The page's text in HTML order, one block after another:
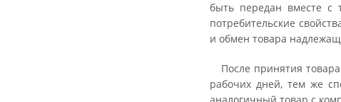
быть передан вместе с
потребительские
и обмен товара
После принятия
рабочих дней, тем же